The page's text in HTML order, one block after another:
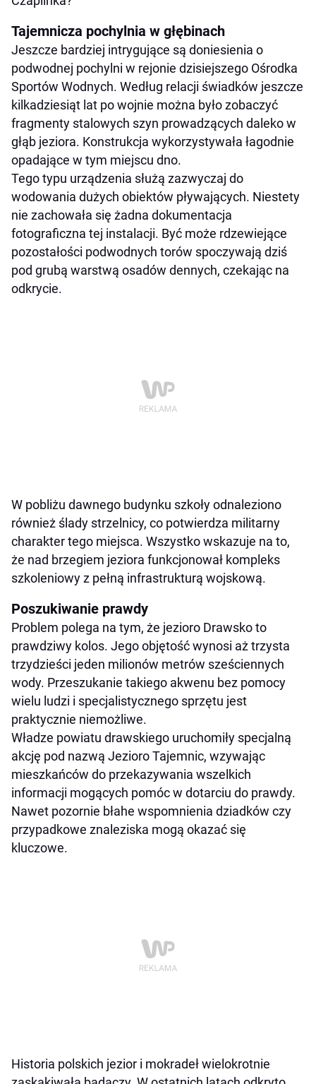
Tajemnicza pochylnia w głębinach
Jeszcze bardziej intrygujące są doniesienia o
podwodnej pochylni w rejonie dzisiejszego Ośrodka
Sportów Wodnych. Według relacji świadków jeszcze
kilkadziesiąt lat po wojnie można było zobaczyć
fragmenty stalowych szyn prowadzących daleko w
głąb jeziora. Konstrukcja wykorzystywała łagodnie
opadające w tym miejscu dno.
Tego typu urządzenia służą zazwyczaj do
wodowania dużych obiektów pływających. Niestety
nie zachowała się żadna dokumentacja
fotograficzna tej instalacji. Być może rdzewiejące
pozostałości podwodnych torów spoczywają dziś
pod grubą warstwą osadów dennych, czekając na
odkrycie.
W pobliżu dawnego budynku szkoły odnaleziono
również ślady strzelnicy, co potwierdza militarny
charakter tego miejsca. Wszystko wskazuje na to,
że nad brzegiem jeziora funkcjonował kompleks
szkoleniowy z pełną infrastrukturą wojskową.
Poszukiwanie prawdy
Problem polega na tym, że jezioro Drawsko to
prawdziwy kolos. Jego objętość wynosi aż trzysta
trzydzieści jeden milionów metrów sześciennych
wody. Przeszukanie takiego akwenu bez pomocy
wielu ludzi i specjalistycznego sprzętu jest
praktycznie niemożliwe.
Władze powiatu drawskiego uruchomiły specjalną
akcję pod nazwą Jezioro Tajemnic, wzywając
mieszkańców do przekazywania wszelkich
informacji mogących pomóc w dotarciu do prawdy.
Nawet pozornie błahe wspomnienia dziadków czy
przypadkowe znaleziska mogą okazać się
kluczowe.
Historia polskich jezior i mokradeł wielokrotnie